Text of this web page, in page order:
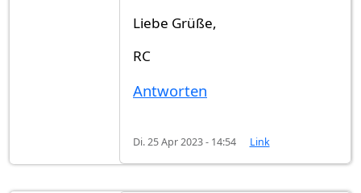
Liebe Grüße,
RC
Antworten
Di. 25 Apr 2023 - 14:54 Link